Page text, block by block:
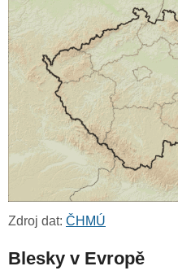
Zdroj dat: ČHMÚ
Blesky v Evropě